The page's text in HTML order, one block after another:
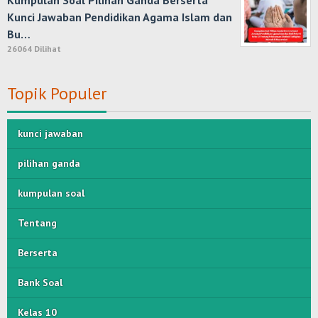
Kunci Jawaban Pendidikan Agama Islam dan
Bu…
26064 Dilihat
Topik Populer
kunci jawaban
pilihan ganda
kumpulan soal
Tentang
Berserta
Bank Soal
Kelas 10